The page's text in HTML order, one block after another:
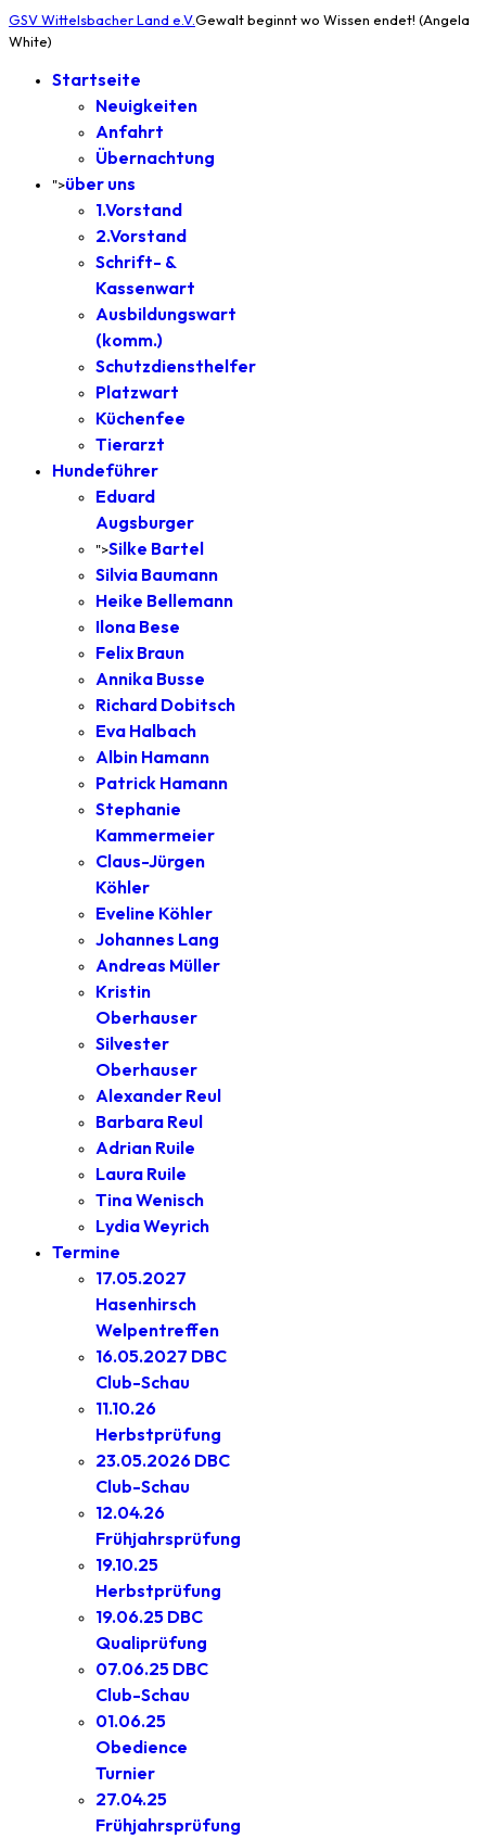
GSV Wittelsbacher Land e.V.Gewalt beginnt wo Wissen endet! (Angela
White)
Startseite
Neuigkeiten
Anfahrt
Übernachtung
">über uns
1.Vorstand
2.Vorstand
Schrift- &
Kassenwart
Ausbildungswart
(komm.)
Schutzdiensthelfer
Platzwart
Küchenfee
Tierarzt
Hundeführer
Eduard
Augsburger
">Silke Bartel
Silvia Baumann
Heike Bellemann
Ilona Bese
Felix Braun
Annika Busse
Richard Dobitsch
Eva Halbach
Albin Hamann
Patrick Hamann
Stephanie
Kammermeier
Claus-Jürgen
Köhler
Eveline Köhler
Johannes Lang
Andreas Müller
Kristin
Oberhauser
Silvester
Oberhauser
Alexander Reul
Barbara Reul
Adrian Ruile
Laura Ruile
Tina Wenisch
Lydia Weyrich
Termine
17.05.2027
Hasenhirsch
Welpentreffen
16.05.2027 DBC
Club-Schau
11.10.26
Herbstprüfung
23.05.2026 DBC
Club-Schau
12.04.26
Frühjahrsprüfung
19.10.25
Herbstprüfung
19.06.25 DBC
Qualiprüfung
07.06.25 DBC
Club-Schau
01.06.25
Obedience
Turnier
27.04.25
Frühjahrsprüfung